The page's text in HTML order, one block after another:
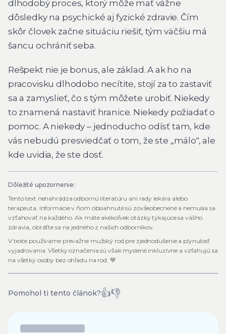
dlhodobý proces, ktorý môže mať vážne
dôsledky na psychické aj fyzické zdravie. Čím
skôr človek začne situáciu riešiť, tým väčšiu má
šancu ochrániť seba.
Rešpekt nie je bonus, ale základ. A ak ho na
pracovisku dlhodobo necítite, stojí za to zastaviť
sa a zamyslieť, čo s tým môžete urobiť. Niekedy
to znamená nastaviť hranice. Niekedy požiadať o
pomoc. A niekedy – jednoducho odísť tam, kde
vás nebudú presviedčať o tom, že ste „málo", ale
kde uvidia, že ste dosť.
Dôležité upozornenie:
Tento text nenahrádza odbornú literatúru ani rady lekára alebo
terapeuta. Informácie v ňom obsiahnuté sú zovšeobecnené a nemusia sa
vzťahovať na každého. Ak máte akékoľvek otázky týkajúce sa vášho
zdravia, obráťte sa na jedného z našich odborníkov.
V texte používame prevažne mužský rod pre zjednodušenie a plynulosť
vyjadrovania. Všetky označenia sú však myslené inkluzívne a vzťahujú sa
na všetky osoby bez ohľadu na rod. 💙
Pomohol ti tento článok?👍👎